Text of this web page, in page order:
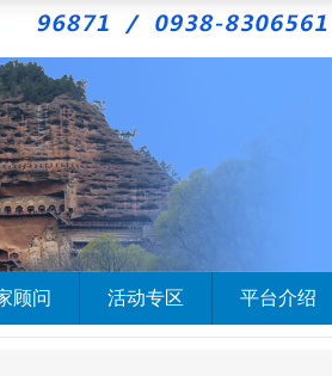
顾问 活动专区 平台介绍